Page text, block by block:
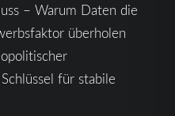
– Warum Daten die
überholen
für stabile